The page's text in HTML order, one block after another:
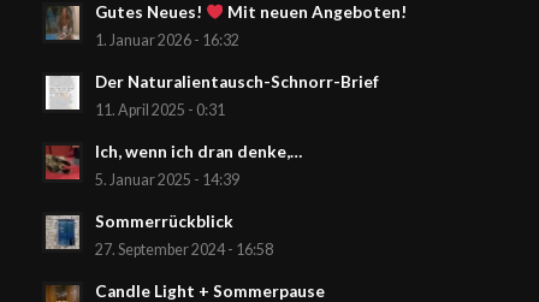
Gutes Neues! Mit neuen Angeboten!
1. Januar 2026 - 16:32
Der Naturalientausch-Schnorr-Brief
11. April 2025 - 0:31
Ich, wenn ich dran denke,…
5. Januar 2025 - 14:39
Sommerrückblick
27. September 2024 - 16:58
Candle Light + Sommerpause